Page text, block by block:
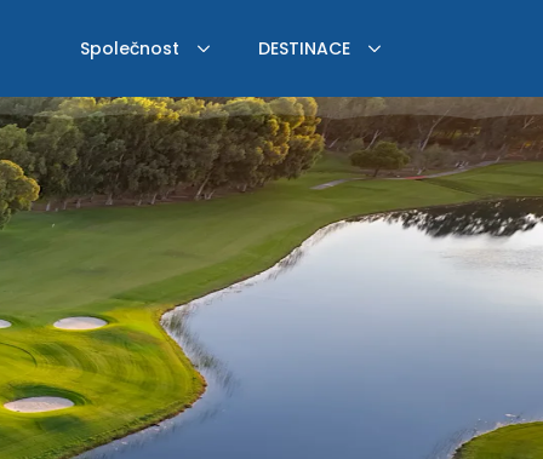
Společnost DESTINACE